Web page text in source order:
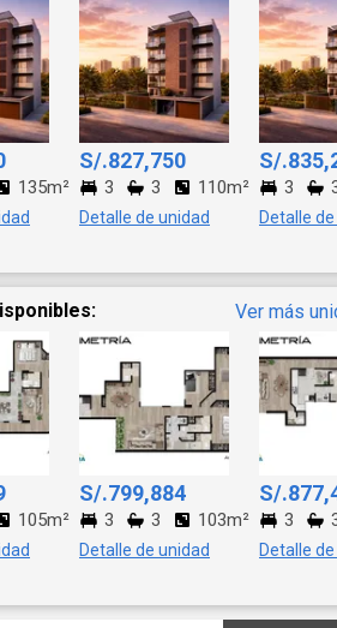
de encuentro nocturno
icónicos como: 🍴
de autor). 🎸
Bar Suchiche
diseñada para
119.54 m² 🏗️
bien
iluminación natural
boutique, oficinas
en una gran
donde tu próximo
135m²
S/.827,750
3 3 110m²
Detalle de unidad
S/
3
Detalle
Ver más
105m²
S/.799,884
3 3 103m²
Detalle de unidad
S/
3
Detalle